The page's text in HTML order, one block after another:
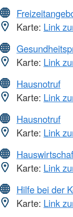
Karte: Link
Karte: Link
Hausnotruf
Karte: Link
Hausnotruf
Karte: Link
Karte: Link
Hilfe bei der
Karte: Link